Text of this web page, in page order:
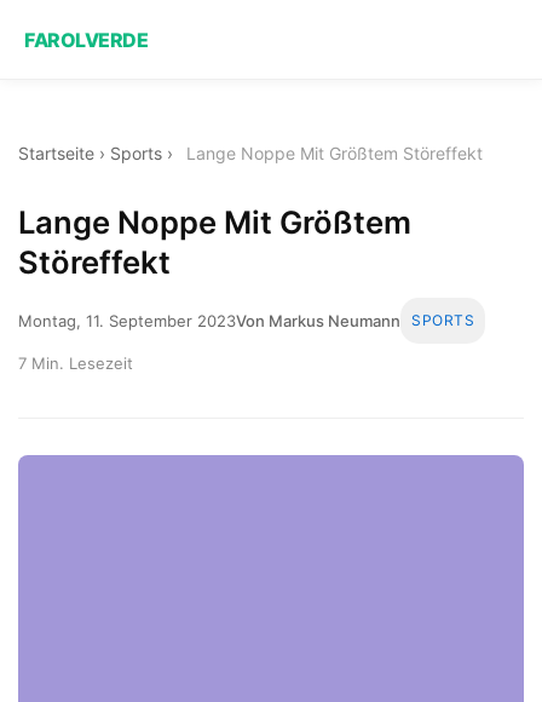
FAROLVERDE
Startseite › Sports › Lange Noppe Mit Größtem Störeffekt
Lange Noppe Mit Größtem
Störeffekt
Montag, 11. September 2023Von Markus Neumann SPORTS
7 Min. Lesezeit